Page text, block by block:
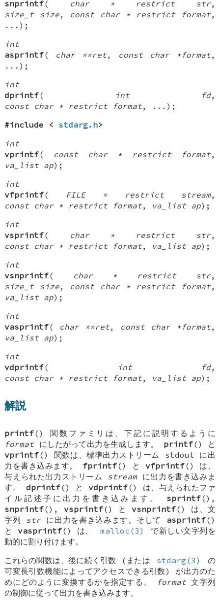
snprintf( char * restrict str,
size_t size, const char * restrict format,
... );
int
asprintf( char **ret, const char *format,
... );
int
dprintf( int fd,
const char * restrict format, ... );
#include < stdarg.h>
int
vprintf( const char * restrict format,
va_list ap);
int
vfprintf( FILE * restrict stream,
const char * restrict format, va_list ap);
int
vsprintf( char * restrict str,
const char * restrict format, va_list ap);
int
vsnprintf( char * restrict str,
size_t size, const char * restrict format,
va_list ap);
int
vasprintf( char **ret, const char *format,
va_list ap);
int
vdprintf( int fd,
const char * restrict format, va_list ap);
解説
printf() 関数ファミリは、下記に説明するように
formatにしたがって出力を生成します。 printf() と
vprintf() 関数は、標準出力ストリーム stdout に出
力を書き込みます。 fprintf() と vfprintf() は、
与えられた出力ストリーム streamに出力を書き込みま
す。 dprintf() とvdprintf() は、与えられたファ
イル記述子に出力を書き込みます。 sprintf(),
snprintf(),vsprintf() とvsnprintf() は、文
字列 strに出力を書き込みます。そして asprintf()
とvasprintf() は、 malloc(3)
で新しい文字列を
動的に割り付けます。
これらの関数は、後に続く引数 (または
stdarg(3)
の
可変長引数機能によってアクセスできる引数) が出力のた
めにどのように変換するかを指定する、
format文字列
の制御に従って出力を書き込みます。